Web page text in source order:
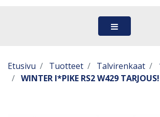
Etusivu Tuotteet Talvirenkaat
WINTER I*PIKE RS2 W429